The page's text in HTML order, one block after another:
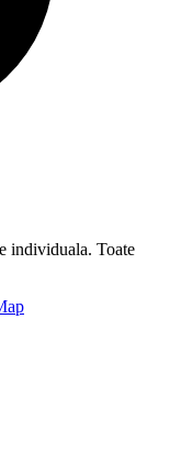
individuala. Toate